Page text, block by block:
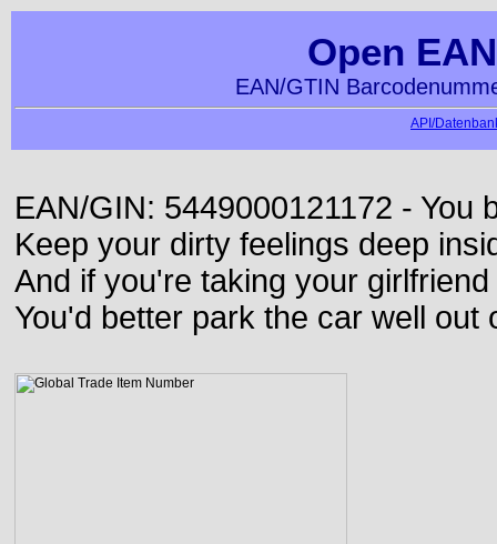
Open
EAN/GTIN
API/
EAN/GIN: 5449000121172 - You
Keep your dirty feelings deep
And if you're taking your
You'd better park the car well out